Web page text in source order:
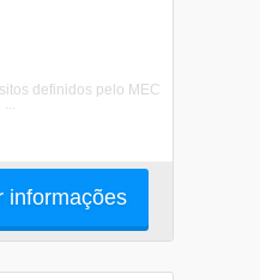
definidos pelo MEC
informações